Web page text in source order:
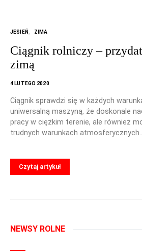
JESIEŃ ZIMA
Ciągnik rolniczy –
zimą
4 LUTEGO 2020
Ciągnik sprawdzi się w każdych
uniwersalną maszyną, że doskonale
pracy w ciężkim terenie, ale również
trudnych warunkach
Czytaj artykuł
NEWSY ROLNE